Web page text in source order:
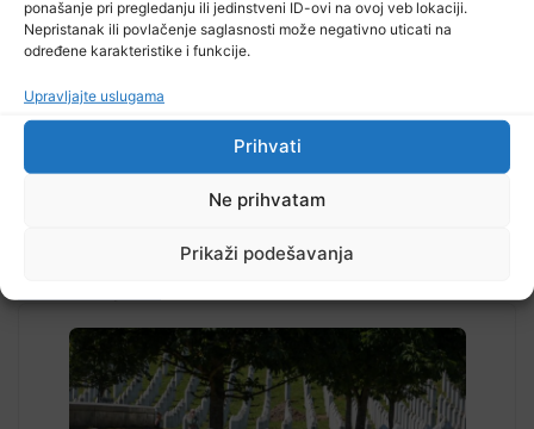
ponašanje pri pregledanju ili jedinstveni ID-ovi na ovoj veb lokaciji.
Nepristanak ili povlačenje saglasnosti može negativno uticati na
određene karakteristike i funkcije.
Upravljajte uslugama
Prihvati
Ne prihvatam
Prikaži podešavanja
TV RASPORED